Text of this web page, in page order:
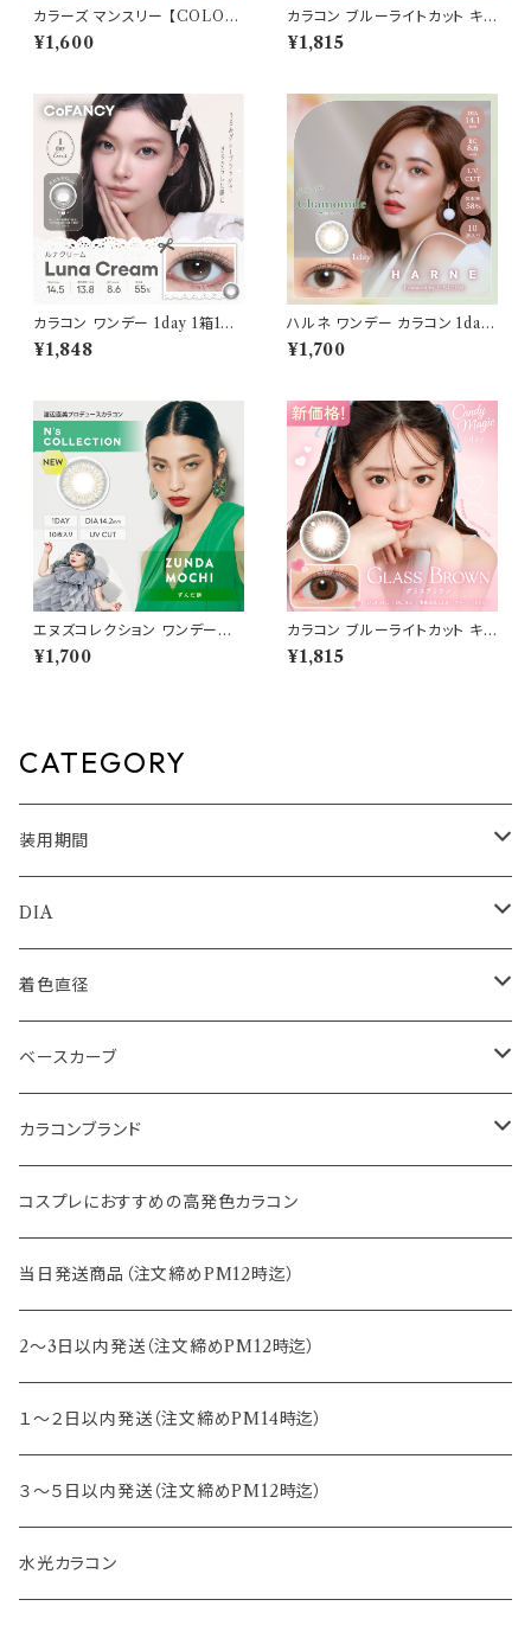
カラーズ マンスリー 【COLOR：
ヒビキ】 【1箱2枚入】【 一条響 イ
メージモデル 】 韓国系レンズ c
¥1,600
カラコン ブルーライトカット キャ
ンディーマジック ワンデー 【CO
LOR：シェリーグレージュ】1箱1
ーカラコン コンタクトレンズ
¥1,815
カラコン ワンデー 1day 1箱10
枚入り コファンシー【COLOR：
ルナクリーム】 度あり 度なし 1
奥目 盛れる水光 自然 透明感 1
日使い捨て 紫外線 UVカット 高
含水
¥1,848
ハルネ ワンデー カラコン 1day
【COLOR：カモミール】1箱10枚
14.1mm てんちむ 度なし 度あ
明感 高含水 大人 ナチュラル 色
っぽ 色素薄い系 盛れる ブルー
ヘーゼル ベージュ ブラウン 1日
使い捨て
¥1,700
エヌズコレクション ワンデー
【ずんだ餅】 1箱10枚 14.2mm
度なし 度あり 渡辺直美 カラコ
¥1,700
カラコン ブルーライトカット キャ
ンディーマジック ワンデー 【CO
LOR：グラスブラウン】1箱10枚
¥1,815
CATEGORY
装用期間
1day
1month
2ｗeek
DIA
14.0mm
14.1mm
14.2mm
14.5mm
15.0mm
14.4mm
着色直径
12.5mm
12.8mm
13.0mm
13.2mm
13.3mm
13.4mm
13.5mm
13.6mm
ベースカーブ
8.6mm
8.7mm
8.8mm
8.5mm
カラコンブランド
エバーカラー
エヌズコレクション
トパーズ
キャンディーマジック
レヴィア
チュチュ
コスプレにおすすめの高発色カラコン
当日発送商品（注文締めPM12時迄）
2～3日以内発送（注文締めPM12時迄）
１～２日以内発送（注文締めPM14時迄）
３～５日以内発送（注文締めPM12時迄）
水光カラコン